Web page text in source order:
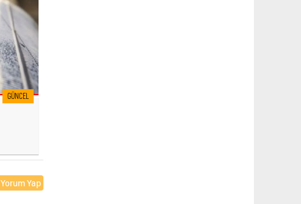
GÜNCEL
Yorum Yap